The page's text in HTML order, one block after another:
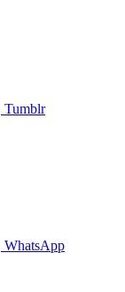
Tumblr
WhatsApp